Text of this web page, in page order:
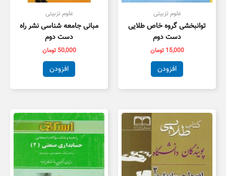
علوم تزبیتی
توانبخشی گروه خاص طلایی
دست دوم
15,000 تومان
افزودن
علوم تزبیتی
مبانی جامعه شناسی نشر راه
دست دوم
50,000 تومان
افزودن